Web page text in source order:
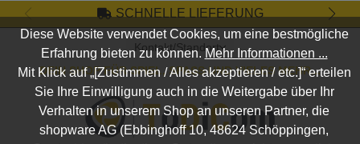
Zum Hauptinhalt springenSCHNELLE LIEFERUNG
Kontakt/Standort
DEIN SHOP FÜR SPIEL, SPASS UND VIELES MEHR...
Diese Website verwendet Cookies, um eine bestmögliche
Erfahrung bieten zu können.Mehr Informationen ...
Mit Klick auf „[Zustimmen / Alles akzeptieren / etc.]“ erteilen
Sie Ihre Einwilligung auch in die Weitergabe über Ihr
Verhalten in unserem Shop an unseren Partner, die
shopware AG (Ebbinghoff 10, 48624 Schöppingen,